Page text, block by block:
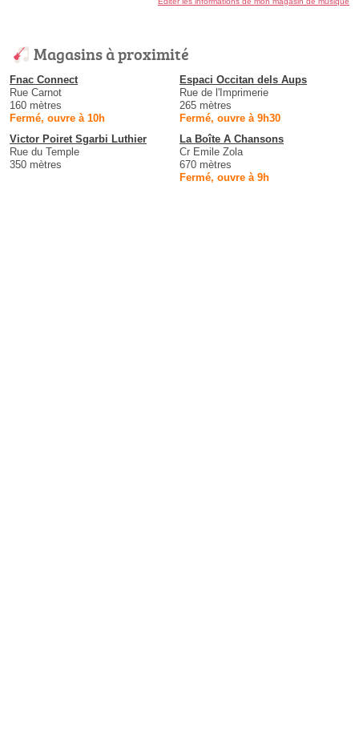
Magasins à proximité
Fnac Connect
Rue Carnot
160 mètres
Fermé, ouvre à 10h
Espaci Occitan dels Aups
Rue de l'Imprimerie
265 mètres
Fermé, ouvre à 9h30
Victor Poiret Sgarbi Luthier
Rue du Temple
350 mètres
La Boîte A Chansons
Cr Emile Zola
670 mètres
Fermé, ouvre à 9h